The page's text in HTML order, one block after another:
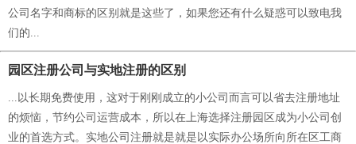
公司名字和商标的区别就是这些了，如果您还有什么疑惑可以致电我
们的...
园区注册公司与实地注册的区别
...以长期免费使用，这对于刚刚成立的小公司而言可以省去注册地址
的烦恼，节约公司运营成本，所以在上海选择注册园区成为小公司创
业的首选方式。实地公司注册就是就是以实际办公场所向所在区工商